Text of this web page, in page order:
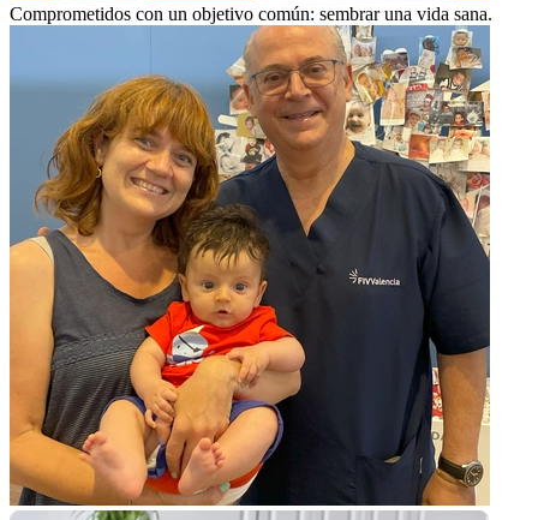
Comprometidos con un objetivo común: sembrar una vida sana.